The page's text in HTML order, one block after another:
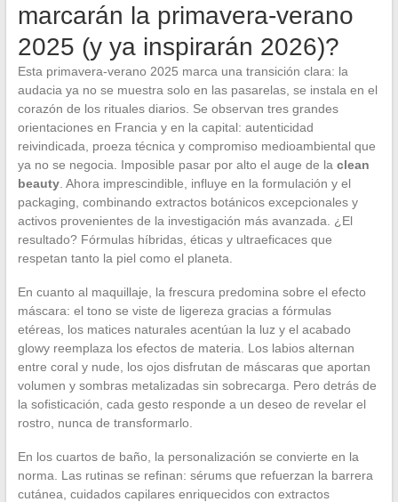
marcarán la primavera-verano
2025 (y ya inspirarán 2026)?
Esta primavera-verano 2025 marca una transición clara: la
audacia ya no se muestra solo en las pasarelas, se instala en el
corazón de los rituales diarios. Se observan tres grandes
orientaciones en Francia y en la capital: autenticidad
reivindicada, proeza técnica y compromiso medioambiental que
ya no se negocia. Imposible pasar por alto el auge de la clean
beauty. Ahora imprescindible, influye en la formulación y el
packaging, combinando extractos botánicos excepcionales y
activos provenientes de la investigación más avanzada. ¿El
resultado? Fórmulas híbridas, éticas y ultraeficaces que
respetan tanto la piel como el planeta.
En cuanto al maquillaje, la frescura predomina sobre el efecto
máscara: el tono se viste de ligereza gracias a fórmulas
etéreas, los matices naturales acentúan la luz y el acabado
glowy reemplaza los efectos de materia. Los labios alternan
entre coral y nude, los ojos disfrutan de máscaras que aportan
volumen y sombras metalizadas sin sobrecarga. Pero detrás de
la sofisticación, cada gesto responde a un deseo de revelar el
rostro, nunca de transformarlo.
En los cuartos de baño, la personalización se convierte en la
norma. Las rutinas se refinan: sérums que refuerzan la barrera
cutánea, cuidados capilares enriquecidos con extractos